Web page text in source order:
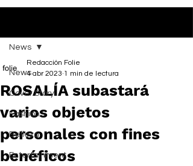
News
Cover Story
Fashion
Belleza
Entertainment
News
ROSALÍA subastará
varios objetos
personales con fines
benéficos
Redacción Folie
4 abr 2023 1 min de lectura